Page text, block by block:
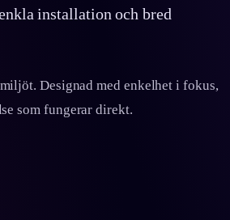
installation och bred
Designad med enkelhet i fokus,
som fungerar direkt.